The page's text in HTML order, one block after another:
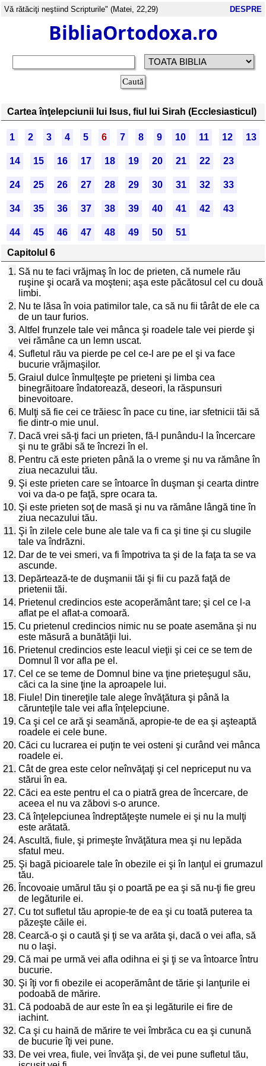
Vă rătăciţi neştiind Scripturile" (Matei, 22,29) DESPRE
BibliaOrtodoxa.ro
Cartea înţelepciunii lui Isus, fiul lui Sirah (Ecclesiasticul)
1 2 3 4 5 6 7 8 9 10 11 12 13
14 15 16 17 18 19 20 21 22 23
24 25 26 27 28 29 30 31 32 33
34 35 36 37 38 39 40 41 42 43
44 45 46 47 48 49 50
51
Capitolul 6
1. Să nu te faci vrăjmaş în loc de prieten, că numele rău
ruşine şi ocară va moşteni; aşa este păcătosul cel cu două
limbi.
2. Nu te lăsa în voia patimilor tale, ca să nu fii târât de ele ca
de un taur furios.
3. Altfel frunzele tale vei mânca şi roadele tale vei pierde şi
vei rămâne ca un lemn uscat.
4. Sufletul rău va pierde pe cel ce-l are pe el şi va face
bucurie vrăjmaşilor.
5. Graiul dulce înmulţeşte pe prieteni şi limba cea
binegrăitoare îndatorează, deseori, la răspunsuri
binevoitoare.
6. Mulţi să fie cei ce trăiesc în pace cu tine, iar sfetnicii tăi să
fie dintr-o mie unul.
7. Dacă vrei să-ţi faci un prieten, fă-l punându-l la încercare
şi nu te grăbi să te încrezi în el.
8. Pentru că este prieten până la o vreme şi nu va rămâne în
ziua necazului tău.
9. Şi este prieten care se întoarce în duşman şi cearta dintre
voi va da-o pe faţă, spre ocara ta.
10. Şi este prieten soţ de masă şi nu va rămâne lângă tine în
ziua necazului tău.
11. Şi în zilele cele bune ale tale va fi ca şi tine şi cu slugile
tale va îndrăzni.
12. Dar de te vei smeri, va fi împotriva ta şi de la faţa ta se va
ascunde.
13. Depărtează-te de duşmanii tăi şi fii cu pază faţă de
prietenii tăi.
14. Prietenul credincios este acoperământ tare; şi cel ce l-a
aflat pe el aflat-a comoară.
15. Cu prietenul credincios nimic nu se poate asemăna şi nu
este măsură a bunătăţii lui.
16. Prietenul credincios este leacul vieţii şi cei ce se tem de
Domnul îl vor afla pe el.
17. Cel ce se teme de Domnul bine va ţine prieteşugul său,
căci ca la sine ţine la aproapele lui.
18. Fiule! Din tinereţile tale alege învăţătura şi până la
cărunteţile tale vei afla înţelepciune.
19. Ca şi cel ce ară şi seamănă, apropie-te de ea şi aşteaptă
roadele ei cele bune.
20. Căci cu lucrarea ei puţin te vei osteni şi curând vei mânca
roadele ei.
21. Cât de grea este celor neînvăţaţi şi cel nepriceput nu va
stărui în ea.
22. Căci ea este pentru el ca o piatră grea de încercare, de
aceea el nu va zăbovi s-o arunce.
23. Că înţelepciunea îndreptăţeşte numele ei şi nu la mulţi
este arătată.
24. Ascultă, fiule, şi primeşte învăţătura mea şi nu lepăda
sfatul meu.
25. Şi bagă picioarele tale în obezile ei şi în lanţul ei grumazul
tău.
26. Încovoaie umărul tău şi o poartă pe ea şi să nu-ţi fie greu
de legăturile ei.
27. Cu tot sufletul tău apropie-te de ea şi cu toată puterea ta
păzeşte căile ei.
28. Cearcă-o şi o caută şi ţi se va arăta şi, dacă o vei afla, să
nu o laşi.
29. Că mai pe urmă vei afla odihna ei şi ţi se va întoarce întru
bucurie.
30. Şi îţi vor fi obezile ei acoperământ de tărie şi lanţurile ei
podoabă de mărire.
31. Că podoabă de aur este în ea şi legăturile ei fire de
iachint.
32. Ca şi cu haină de mărire te vei îmbrăca cu ea şi cunună
de bucurie îţi vei pune.
33. De vei vrea, fiule, vei învăţa şi, de vei pune sufletul tău,